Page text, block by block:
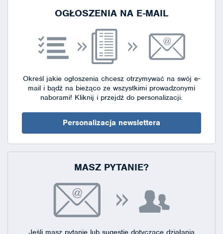
OGŁOSZENIA NA E-MAIL
Określ jakie ogłoszenia chcesz otrzymywać na swój e-
mail i bądź na bieżąco ze wszystkimi prowadzonymi
naborami! Kliknij i przejdź do personalizacji.
Personalizacja newslettera
MASZ PYTANIE?
Jeśli masz pytanie lub sugestie dotyczące działania